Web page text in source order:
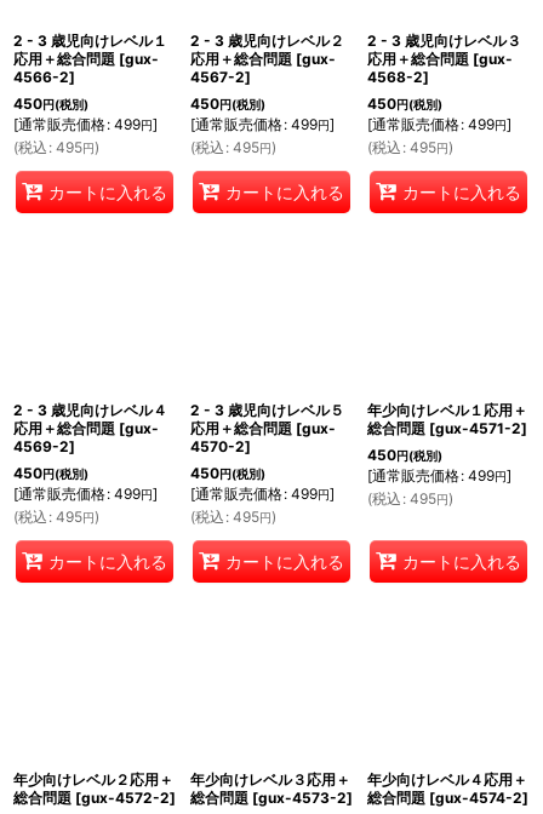
2 - 3 歳児向けレベル１
応用＋総合問題 [gux-
4566-2]
450円(税別)
[通常販売価格: 499円]
(税込 : 495円)
カートに入れる
2 - 3 歳児向けレベル２
応用＋総合問題 [gux-
4567-2]
450円(税別)
[通常販売価格: 499円]
(税込 : 495円)
カートに入れる
2 - 3 歳児向けレベル３
応用＋総合問題 [gux-
4568-2]
450円(税別)
[通常販売価格: 499円]
(税込 : 495円)
カートに入れる
2 - 3 歳児向けレベル４
応用＋総合問題 [gux-
4569-2]
450円(税別)
[通常販売価格: 499円]
(税込 : 495円)
カートに入れる
2 - 3 歳児向けレベル５
応用＋総合問題 [gux-
4570-2]
450円(税別)
[通常販売価格: 499円]
(税込 : 495円)
カートに入れる
年少向けレベル１応用＋
総合問題 [gux-4571-2]
450円(税別)
[通常販売価格: 499円]
(税込 : 495円)
カートに入れる
年少向けレベル２応用＋
総合問題 [gux-4572-2]
年少向けレベル３応用＋
総合問題 [gux-4573-2]
年少向けレベル４応用＋
総合問題 [gux-4574-2]